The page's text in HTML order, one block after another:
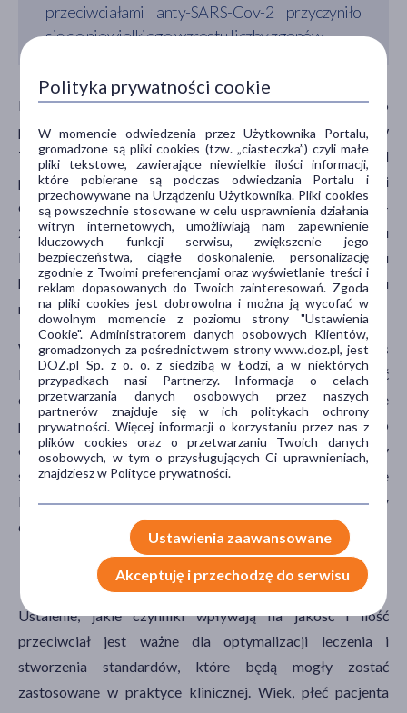
przeciwciałami anty-SARS-Cov-2 przyczyniło
się do niewielkiego wzrostu liczby zgonów.
Dla kontrastu analiza wyników badań okresowych 136
pacjentów z Covid-19 ze szpitala w Houston Methodist w
Teksasie sugeruje znaczną redukcję zgonów wśród
pacjentów, którzy we wczesnej fazie choroby otrzymali
osocze z wysokim poziomem przeciwciał anty-SARS-CoV-
2. Najlepsze rezultaty otrzymano w przypadku osób, u
których przeprowadzono transfuzję do 44h po rozpoczęciu
hospitalizaji. Transfuzja wykonana później nie miała wpływu
na śmiertelność, niezależnie od poziomu przeciwciał.
Według profesora Paula Morgana, dyrektora Systems
Immunity Research Institute Cardiff University, trzeba być
dobrej myśli, ponieważ „wydaje się, że terapia ma działanie
przeciwwirusowe, nawet jeśli nie znajduje to
odzwierciedlenia w końcowych wynikach”. Uczony
sugeruje, że warto jednak przemyśleć procedurę. Być może
leczenie samymi wyizolowanymi przeciwciałami mogłoby
dać lepsze rezultaty.
Profil dawcy osocza
Ustalenie, jakie czynniki wpływają na jakość i ilość
przeciwciał jest ważne dla optymalizacji leczenia i
stworzenia standardów, które będą mogły zostać
zastosowane w praktyce klinicznej. Wiek, płeć pacjenta
Polityka prywatności cookie
W momencie odwiedzenia przez Użytkownika Portalu,
gromadzone są pliki cookies (tzw. „ciasteczka”) czyli małe
pliki tekstowe, zawierające niewielkie ilości informacji,
które pobierane są podczas odwiedzania Portalu i
przechowywane na Urządzeniu Użytkownika. Pliki cookies
są powszechnie stosowane w celu usprawnienia działania
witryn internetowych, umożliwiają nam zapewnienie
kluczowych funkcji serwisu, zwiększenie jego
bezpieczeństwa, ciągłe doskonalenie, personalizację
zgodnie z Twoimi preferencjami oraz wyświetlanie treści i
reklam dopasowanych do Twoich zainteresowań. Zgoda
na pliki cookies jest dobrowolna i można ją wycofać w
dowolnym momencie z poziomu strony "Ustawienia
Cookie". Administratorem danych osobowych Klientów,
gromadzonych za pośrednictwem strony www.doz.pl, jest
DOZ.pl Sp. z o. o. z siedzibą w Łodzi, a w niektórych
przypadkach nasi Partnerzy. Informacja o celach
przetwarzania danych osobowych przez naszych
partnerów znajduje się w ich politykach ochrony
prywatności. Więcej informacji o korzystaniu przez nas z
plików cookies oraz o przetwarzaniu Twoich danych
osobowych, w tym o przysługujących Ci uprawnieniach,
znajdziesz w Polityce prywatności.
Ustawienia zaawansowane
Akceptuję i przechodzę do serwisu